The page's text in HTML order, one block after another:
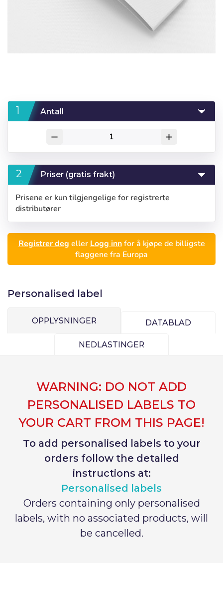
Logg inn
Bruker (VAT):
Tilgang
Gjenopprett passord
Opprett konto
Velg språk
Español
English
Norway
Antall
remove add
Priser (gratis frakt)
Prisene er kun tilgjengelige for registrerte
distributører
Registrer deg eller Logg innfor å kjøpe de billigste
flaggene fra Europa
Personalised label
OPPLYSNINGER DATABLAD
NEDLASTINGER
WARNING: DO NOT ADD
PERSONALISED LABELS TO
YOUR CART FROM THIS PAGE!
To add personalised labels to your
orders follow the detailed
instructions at:
Personalised labels
Orders containing only personalised
labels, with no associated products, will
be cancelled.
Precios por unidad
Enheter
Stykkpris